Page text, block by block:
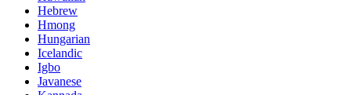
Hebrew
Hmong
Hungarian
Icelandic
Igbo
Javanese